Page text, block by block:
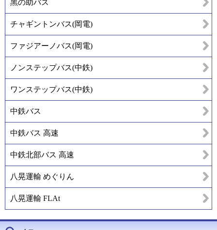
黑の助バス
チャギントンバス(岡電)
ファジアーノバス(岡電)
ノンステップバス(中鉄)
ワンステップバス(中鉄)
中鉄バス
中鉄バス 高速
中鉄北部バス 高速
八晃運輸 めぐりん
八晃運輸 FLAt